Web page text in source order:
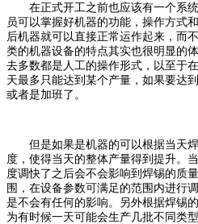
在正式开工之前也应该有一个系统
员可以掌握好机器的功能，操作方式
后机器就可以直接正常运作起来，而
类的机器设备的特点其实也很明显的
去多数都是人工的操作形式，以至于
天最多只能达到某个产量，如果要达
或者是加班了。
但是如果是机器的可以根据当天焊
度，使得当天的整体产量得到提升。
度调快了之后会不会影响到焊锡的质
围，在设备参数可满足的范围内进行
是不会有任何的影响。另外根据焊锡
为有时候一天可能会生产几批不同类